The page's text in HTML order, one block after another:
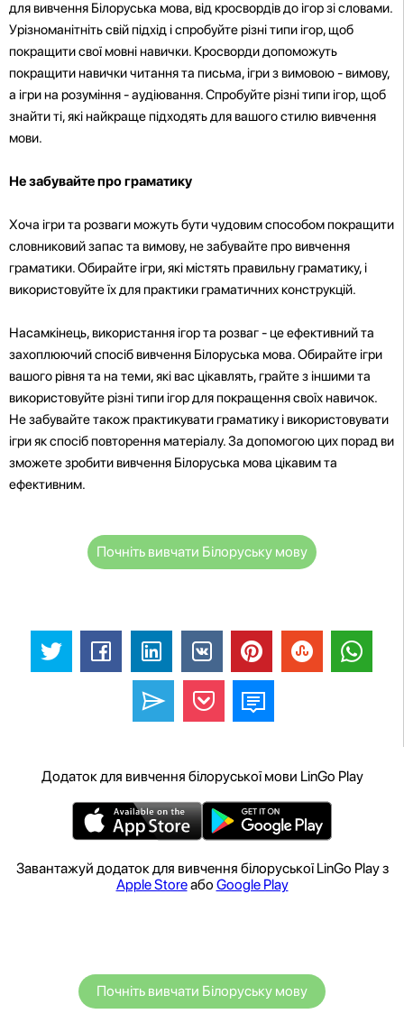
для вивчення Білоруська мова, від кросвордів до ігор зі словами.
Урізноманітніть свій підхід і спробуйте різні типи ігор, щоб
покращити свої мовні навички. Кросворди допоможуть
покращити навички читання та письма, ігри з вимовою - вимову,
а ігри на розуміння - аудіювання. Спробуйте різні типи ігор, щоб
знайти ті, які найкраще підходять для вашого стилю вивчення
мови.
Не забувайте про граматику
Хоча ігри та розваги можуть бути чудовим способом покращити
словниковий запас та вимову, не забувайте про вивчення
граматики. Обирайте ігри, які містять правильну граматику, і
використовуйте їх для практики граматичних конструкцій.
Насамкінець, використання ігор та розваг - це ефективний та
захоплюючий спосіб вивчення Білоруська мова. Обирайте ігри
вашого рівня та на теми, які вас цікавлять, грайте з іншими та
використовуйте різні типи ігор для покращення своїх навичок.
Не забувайте також практикувати граматику і використовувати
ігри як спосіб повторення матеріалу. За допомогою цих порад ви
зможете зробити вивчення Білоруська мова цікавим та
ефективним.
Почніть вивчати Білоруську мову
Додаток для вивчення білоруської мови LinGo Play
Завантажуй додаток для вивчення білоруської LinGo Play з
Apple Storeабо Google Play
Почніть вивчати Білоруську мову